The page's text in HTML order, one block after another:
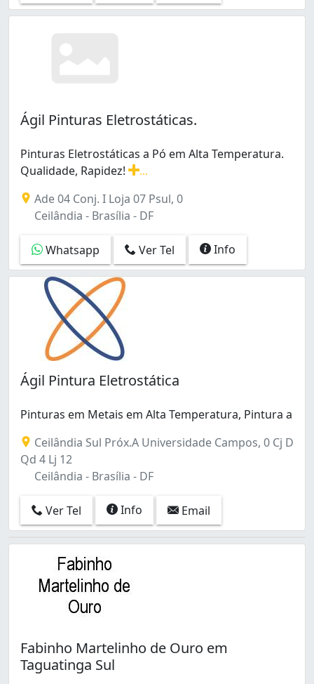
Ágil Pinturas Eletrostáticas.
Pinturas Eletrostáticas a Pó em Alta Temperatura.
Qualidade, Rapidez!
Ade 04 Conj. I Loja 07 Psul, 0
Ceilândia - Brasília - DF
Whatsapp Ver Tel Info
Ágil Pintura Eletrostática
Pinturas em Metais em Alta Temperatura, Pintura a
Ceilândia Sul Próx.A Universidade Campos, 0 Cj D
Qd 4 Lj 12
Ceilândia - Brasília - DF
Ver Tel Info Email
Fabinho Martelinho de Ouro em
Taguatinga Sul